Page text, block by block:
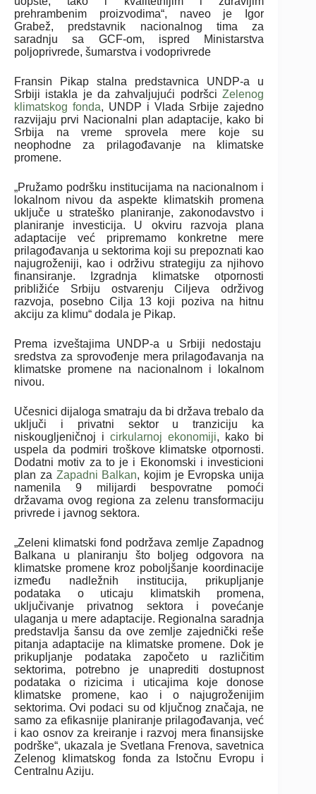
prehrambenim proizvodima“, naveo je Igor
Grabež, predstavnik
nacionalnog tima za
saradnju sa GCF-om, ispred
Ministarstva
poljoprivrede, šumarstva i vodoprivrede
Fransin Pikap stalna predstavnica UNDP-a u
Srbiji istakla je da zahvaljujući podršciZelenog
klimatskog fonda, UNDP i Vlada Srbije zajedno
razvijaju prvi Nacionalni plan adaptacije, kako bi
Srbija na vreme sprovela mere koje su
neophodne za prilagođavanje na klimatske
promene.
„Pružamo podršku institucijama na nacionalnom i
lokalnom nivou da aspekte klimatskih promena
uključe u strateško planiranje, zakonodavstvo i
planiranje investicija. U okviru razvoja plana
adaptacije već pripremamo konkretne mere
prilagođavanja u sektorima koji su prepoznati kao
najugroženiji, kao i održivu strategiju za njihovo
finansiranje. Izgradnja klimatske otpornosti
približiće Srbiju ostvarenju Ciljeva održivog
razvoja, posebno Cilja 13 koji poziva na hitnu
akciju za klimu“ dodala je Pikap.
Prema izveštajima UNDP-a u Srbiji nedostaju
sredstva za sprovođenje mera prilagođavanja na
klimatske promene na nacionalnom i lokalnom
nivou.
Učesnici dijaloga smatraju da bi država trebalo da
uključi i privatni sektor u tranziciju ka
niskougljeničnoj icirkularnoj ekonomiji, kako bi
uspela da podmiri troškove klimatske otpornosti.
Dodatni motiv za to je i Ekonomski i investicioni
plan za Zapadni Balkan, kojim je Evropska unija
namenila 9 milijardi bespovratne pomoći
državama ovog regiona za zelenu transformaciju
privrede i javnog sektora.
„Zeleni klimatski fond podržava zemlje Zapadnog
Balkana u planiranju što boljeg odgovora na
klimatske promene kroz poboljšanje koordinacije
između nadležnih institucija, prikupljanje
podataka o uticaju klimatskih promena,
uključivanje privatnog sektora i povećanje
ulaganja u mere adaptacije. Regionalna saradnja
predstavlja šansu da ove zemlje zajednički reše
pitanja adaptacije na klimatske promene. Dok je
prikupljanje podataka započeto u različitim
sektorima, potrebno je unaprediti dostupnost
podataka o rizicima i uticajima koje donose
klimatske promene, kao i o najugroženijim
sektorima. Ovi podaci su od ključnog značaja, ne
samo za efikasnije planiranje prilagođavanja, već
i kao osnov za kreiranje i razvoj mera finansijske
podrške“, ukazala je Svetlana Frenova, savetnica
Zelenog klimatskog fonda za Istočnu Evropu i
Centralnu Aziju.